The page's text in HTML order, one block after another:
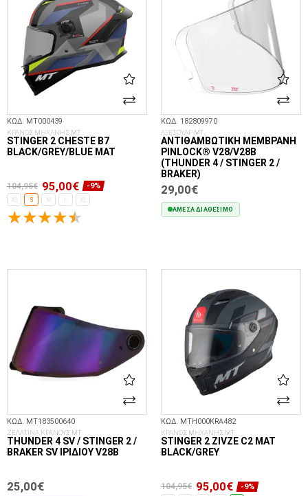
ΚΩΔ. MT000439
ΚΡΑΝΟΣ ΜΗΧΑΝΗΣ MT
STINGER 2 CHESTE B7
BLACK/GREY/BLUE MAT
104,95€ 95,00€ -9%
XS S XL
ΚΩΔ. 182809970
ΑΞΕΣΟΥΑΡ MT
ΑΝΤΙΘΑΜΒΩΤΙΚΉ ΜΕΜΒΡΆΝΗ
PINLOCK® V28/V28B
(THUNDER 4 / STINGER 2 /
BRAKER)
29,00€
ΆΜΕΣΑ ΔΙΑΘΈΣΙΜΟ
ΚΩΔ. MT183500640
ΖΕΛΑΤΙΝΑ ΚΡΑΝΟΥΣ MT
THUNDER 4 SV / STINGER 2 /
BRAKER SV ΙΡΙΔΊΟΥ V28B
25,00€
ΚΩΔ. MTH000KRA482
ΚΡΑΝΟΣ ΜΗΧΑΝΗΣ MT
STINGER 2 ZIVZE C2 MAT
BLACK/GREY
104,95€ 95,00€ -9%